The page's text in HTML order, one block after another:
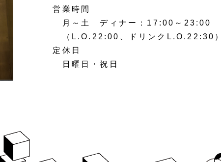
営業時間
月～土 ディナー：17:00～23:00
（L.O.22:00、ドリンクL.O.22:30）
定休日
日曜日・祝日